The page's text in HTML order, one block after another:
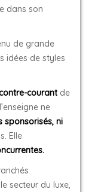
dans son
de grande
idées de styles
courant de
ne
sponsorisés, ni
Elle
secteur du luxe,